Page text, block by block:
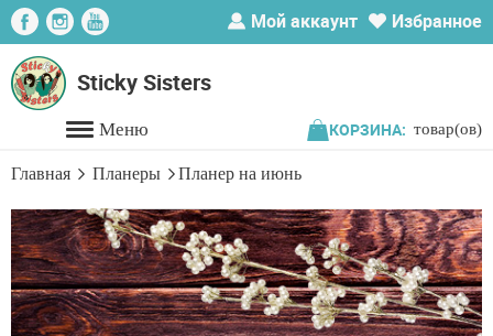
Мой аккаунт Избранное
Sticky Sisters
КОРЗИНА: товар(ов)
Главная Планеры Планер на июнь
Главная
Каталог
Распродажа
Доставка
О
нас